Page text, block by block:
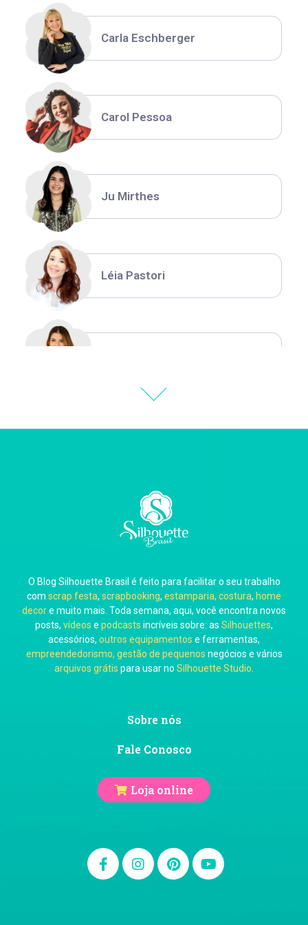
Carla Eschberger
Carol Pessoa
Ju Mirthes
Léia Pastori
Carla Eschberger
Carol Pessoa
Ju Mirthes
O Blog Silhouette Brasil é feito para facilitar o seu trabalho
com scrap festa, scrapbooking, estamparia, costura, home
decore muito mais. Toda semana, aqui, você encontra novos
posts, vídeos e podcasts incríveis sobre: as Silhouettes,
acessórios, outros equipamentos e ferramentas,
empreendedorismo, gestão de pequenos negócios e vários
arquivos grátis para usar no Silhouette Studio
Sobre nós
Fale Conosco
Loja online